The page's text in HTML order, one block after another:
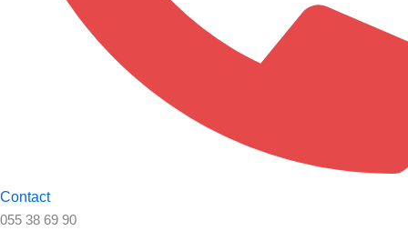
Contact
055 38 69 90